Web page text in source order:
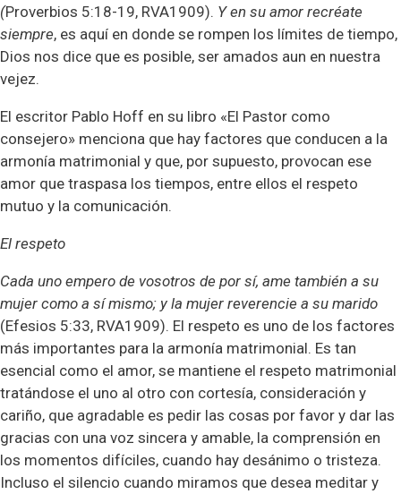
(Proverbios 5:18-19, RVA1909). Y en su amor recréate
siempre, es aquí en donde se rompen los límites de tiempo,
Dios nos dice que es posible, ser amados aun en nuestra
vejez.
El escritor Pablo Hoff en su libro «El Pastor como
consejero» menciona que hay factores que conducen a la
armonía matrimonial y que, por supuesto, provocan ese
amor que traspasa los tiempos, entre ellos el respeto
mutuo y la comunicación.
El respeto
Cada uno empero de vosotros de por sí, ame también a su
mujer como a sí mismo; y la mujer reverencie a su marido
(Efesios 5:33, RVA1909). El respeto es uno de los factores
más importantes para la armonía matrimonial. Es tan
esencial como el amor, se mantiene el respeto matrimonial
tratándose el uno al otro con cortesía, consideración y
cariño, que agradable es pedir las cosas por favor y dar las
gracias con una voz sincera y amable, la comprensión en
los momentos difíciles, cuando hay desánimo o tristeza.
Incluso el silencio cuando miramos que desea meditar y